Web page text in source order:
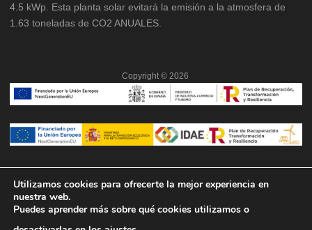
4.5 kWp. Esta planta solar evitará la emisión a la atmosfera de
1.63 toneladas de CO2 ANUALES.
Copyright © 2026
Utilizamos cookies para ofrecerte la mejor experiencia en
nuestra web.
Puedes aprender más sobre qué cookies utilizamos o